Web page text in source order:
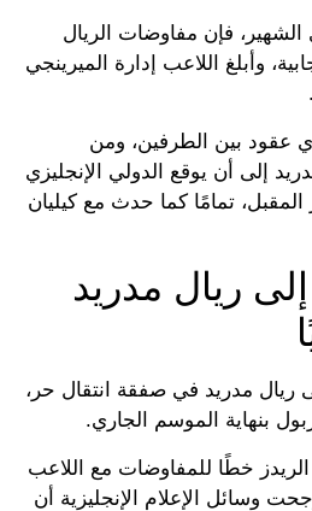
فإن مفاوضات الريال
وأبلغ اللاعب إدارة الميرينجي
عقود بين الطرفين، ومن
إلى أن يوقع الدولي الإنجليزي
تمامًا كما حدث مع كيليان
إلى ريال مدريد
ريال مدريد في صفقة انتقال حر،
بنهاية الموسم الجاري.
خطًا للمفاوضات مع اللاعب
وسائل الإعلام الإنجليزية أن